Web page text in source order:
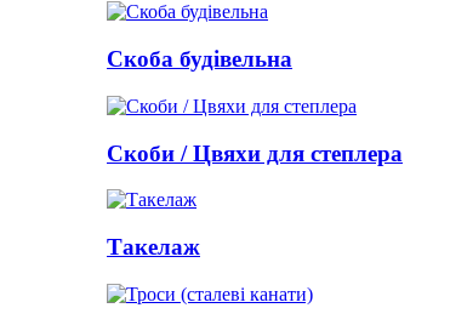
Скоба будівельна
Скоби / Цвяхи для степлера
Такелаж